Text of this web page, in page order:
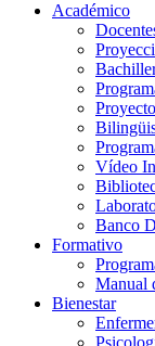
Académico
Vídeo
Banco
Formativo
Manual
Bienestar